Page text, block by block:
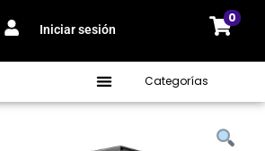
Iniciar sesión
0
Categorías